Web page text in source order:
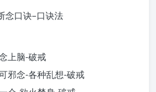
念口诀–口诀法
上脑-破戒
邪念-各种乱想-破戒